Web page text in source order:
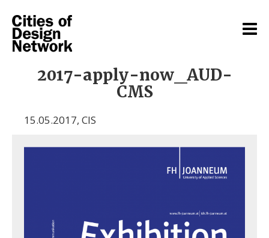
2017-apply-now_AUD-
CMS
15.05.2017, CIS